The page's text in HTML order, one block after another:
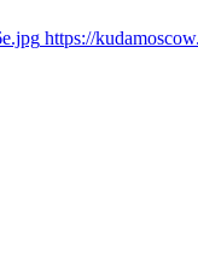
https://